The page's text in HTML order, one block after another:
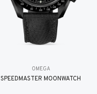
OMEGA
SPEEDMASTER MOONWATCH